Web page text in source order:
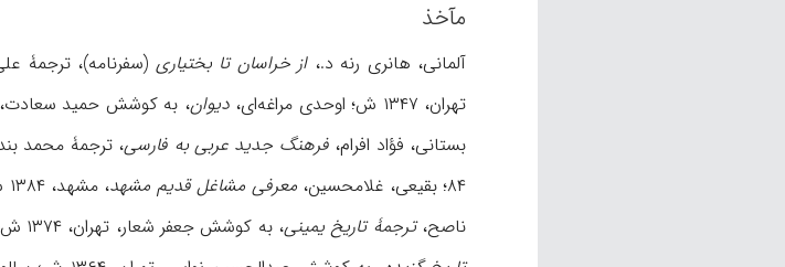
مآخذ
آلمانی، هانری رنه د.،از خراسان تا بختیاری (سفرنامه)، ترجمۀ علی‌محمد
تهران، ۱۳۴۷ ش؛ اوحدی مراغه‌ای،
دیوان، به کوشش حمید سعادت، تهران، ۱۳۴۰ ش؛
بستانی، فؤاد افرام،فرهنگ جدید عربی به فارسی، ترجمۀ محمد بندرریگی، تهران، ۱۳۷۴
۸۴؛ بقیعی، غلامحسین،
معرفی مشاغل قدیم مشهد، مشهد، ۱۳۸۴ ش؛ پورحسینی، ابوالقاسم،
ناصح، ترجمۀ تاریخ یمینی، به کوشش جعفر شعار، تهران، ۱۳۷۴ ش؛ جعفریان، رسول،